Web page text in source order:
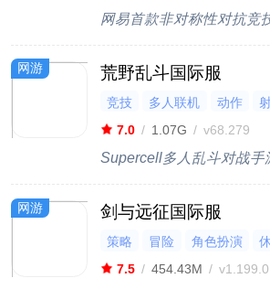
网易首款非对称性对抗竞
网游 荒野乱斗国际服
竞技 多人联机 动作
第三人称
7.0 / 1.07G / v68.279
Supercell多人乱斗对战手
网游 剑与远征国际服
策略 冒险 角色扮演
放置
7.5 / 454.43M /